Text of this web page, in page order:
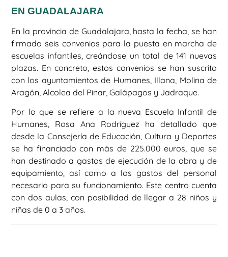
EN GUADALAJARA
En la provincia de Guadalajara, hasta la fecha, se han
firmado seis convenios para la puesta en marcha de
escuelas infantiles, creándose un total de 141 nuevas
plazas. En concreto, estos convenios se han suscrito
con los ayuntamientos de Humanes, Illana, Molina de
Aragón, Alcolea del Pinar, Galápagos y Jadraque.
Por lo que se refiere a la nueva Escuela Infantil de
Humanes, Rosa Ana Rodríguez ha detallado que
desde la Consejería de Educación, Cultura y Deportes
se ha financiado con más de 225.000 euros, que se
han destinado a gastos de ejecución de la obra y de
equipamiento, así como a los gastos del personal
necesario para su funcionamiento. Este centro cuenta
con dos aulas, con posibilidad de llegar a 28 niños y
niñas de 0 a 3 años.